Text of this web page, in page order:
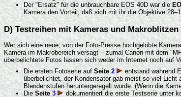
Der "Ersatz" für die unbrauchbare EOS 40D war die
Kamera den Vorteil, daß sich mit ihr die Objektive
D) Testreihen mit Kameras und
Wer sich eine neue, von der Foto-Presse hochgelobte
Kamera im Makrobereich versagt – zumal Canon mit dem
überbelichtete Fotos lassen sich weder im Internet noch auf
Die ersten Fotoserie aufSeite2 entstand während
überbelichtet, der Kondensator gab meist so viel
Blendenstufen heruntergeregelt wurde. (Wenn die
DieSeite3 dokumentiert die erste Testserie unter